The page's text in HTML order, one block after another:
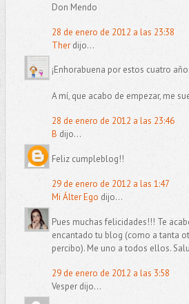
Don Mendo
28 de enero de 2012 a las 23:38
Therdijo...
¡Enhorabuena por estos cuatro
A mí, que acabo de empezar, me
28 de enero de 2012 a las 23:46
B dijo...
Feliz cumpleblog!!
29 de enero de 2012 a las 1:47
Mi Álter Ego dijo...
Pues muchas felicidades!!! Te
encantado tu blog (como a tanta
percibo). Me uno a todos ellos.
29 de enero de 2012 a las 3:58
Vesper dijo...